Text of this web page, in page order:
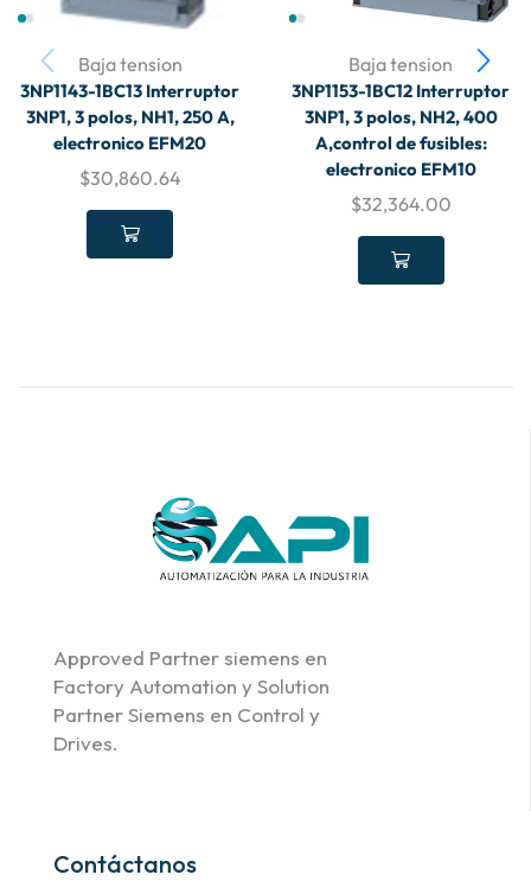
Baja tension
3NP1143-1BC13 Interruptor
3NP1, 3 polos, NH1, 250 A,
electronico EFM20
$30,860.64
Baja tension
3NP1153-1BC12 Interruptor
3NP1, 3 polos, NH2, 400
A,control de fusibles:
electronico EFM10
$32,364.00
Approved Partner siemens en
Factory Automation y Solution
Partner Siemens en Control y
Drives.
Contáctanos